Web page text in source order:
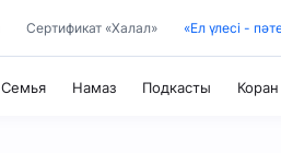
Сертификат «Халал» «Ел үлесі -
Семья Намаз Подкасты
Коран